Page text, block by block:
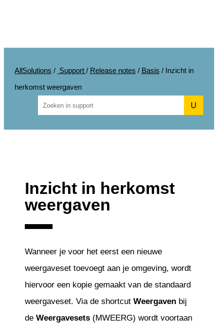
AllSolutions / Support / Release notes / Basis / Inzicht in
herkomst weergaven
U
Inzicht in herkomst
weergaven
Wanneer je voor het eerst een nieuwe
weergaveset toevoegt aan je omgeving, wordt
hiervoor een kopie gemaakt van de standaard
weergaveset. Via de shortcutWeergaven bij
deWeergavesets (MWEERG) wordt voortaan